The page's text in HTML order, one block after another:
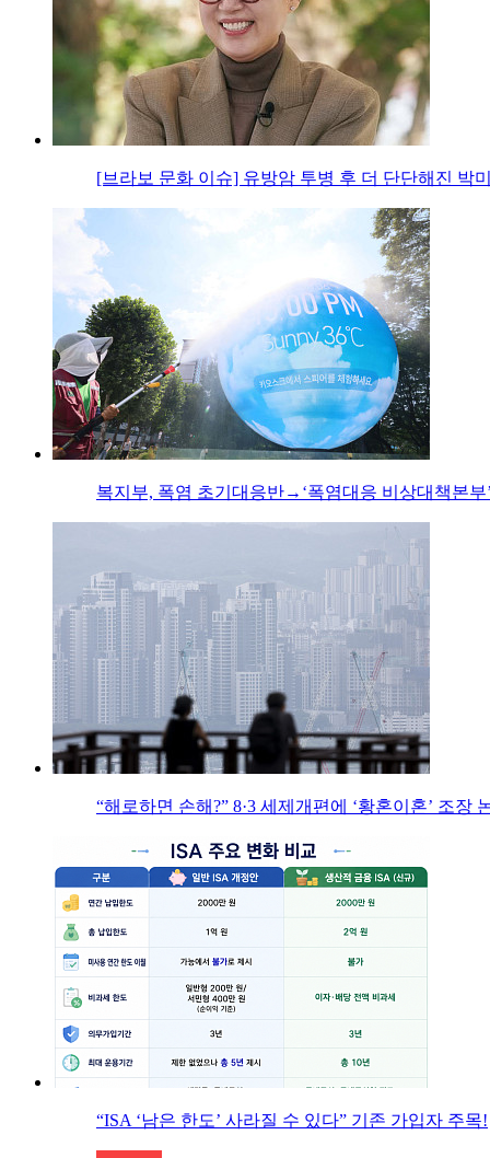
[브라보 문화 이슈] 유방암 투병 후 더 단단해진 박
복지부, 폭염 초기대응반→‘폭염대응 비상대책본부
“해로하면 손해?” 8·3 세제개편에 ‘황혼이혼’ 조장
“ISA ‘남은 한도’ 사라질 수 있다” 기존 가입자 주목!